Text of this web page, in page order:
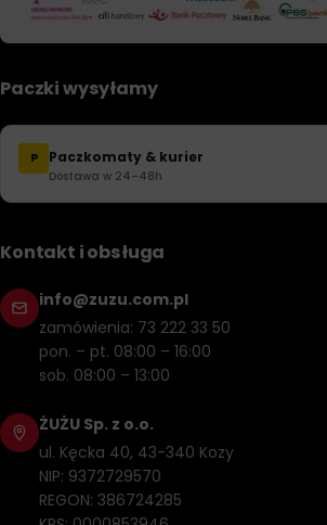
Paczki wysyłamy
P Paczkomaty & kurier
Dostawa w 24–48h
Kontakt i obsługa
info@zuzu.com.pl
zamówienia: 73 222 33 50
pon. – pt. 08:00 – 16:00
sob. 08:00 – 13:00
ŻUŻU Sp. z o.o.
ul. Kęcka 40, 43-340 Kozy
NIP: 9372729570
REGON: 386724285